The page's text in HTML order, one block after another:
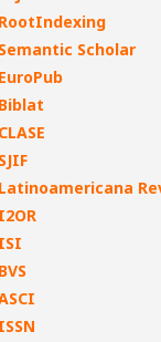
RootIndexing
Semantic Scholar
EuroPub
Biblat
CLASE
SJIF
Latinoamericana
I2OR
ISI
BVS
ISSN